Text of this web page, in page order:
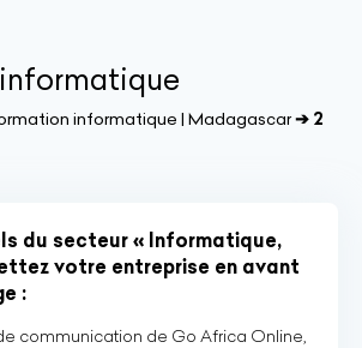
informatique | Madagascar➔ 2
du secteur « Informatique,
votre entreprise en avant
:
communication de Go Africa Online,